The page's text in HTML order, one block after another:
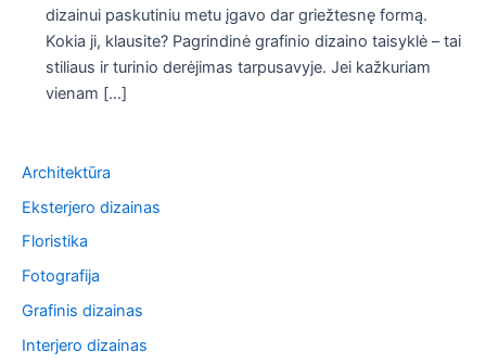
dizainui paskutiniu metu įgavo dar griežtesnę formą.
Kokia ji, klausite? Pagrindinė grafinio dizaino taisyklė – tai
stiliaus ir turinio derėjimas tarpusavyje. Jei kažkuriam
vienam […]
Architektūra
Eksterjero dizainas
Floristika
Fotografija
Grafinis dizainas
Interjero dizainas